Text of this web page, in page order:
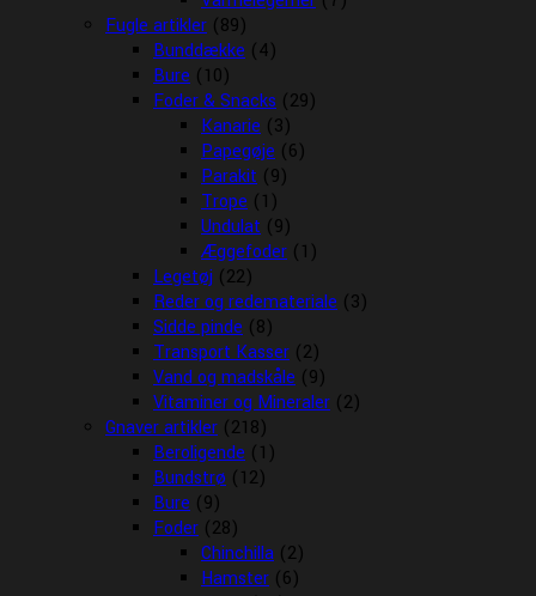
Fugle artikler (89)
Bunddække (4)
Bure (10)
Foder & Snacks (29)
Kanarie (3)
Papegøje (6)
Parakit (9)
Trope (1)
Undulat (9)
Æggefoder (1)
Legetøj (22)
Reder og redemateriale (3)
Sidde pinde (8)
Transport Kasser (2)
Vand og madskåle (9)
Vitaminer og Mineraler (2)
Gnaver artikler (218)
Beroligende (1)
Bundstrø (12)
Bure (9)
Foder (28)
Chinchilla (2)
Hamster (6)